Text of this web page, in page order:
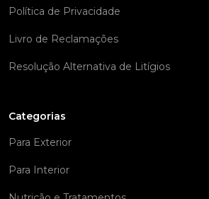
Política de Privacidade
Livro de Reclamações
Resolução Alternativa de Litígios
Categorias
Para Exterior
Para Interior